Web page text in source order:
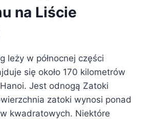
na Liście
leży w północnej części
się około 170 kilometrów
Jest odnogą Zatoki
zatoki wynosi ponad
kwadratowych. Niektóre